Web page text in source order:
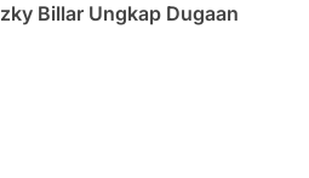
Billar Ungkap Dugaan